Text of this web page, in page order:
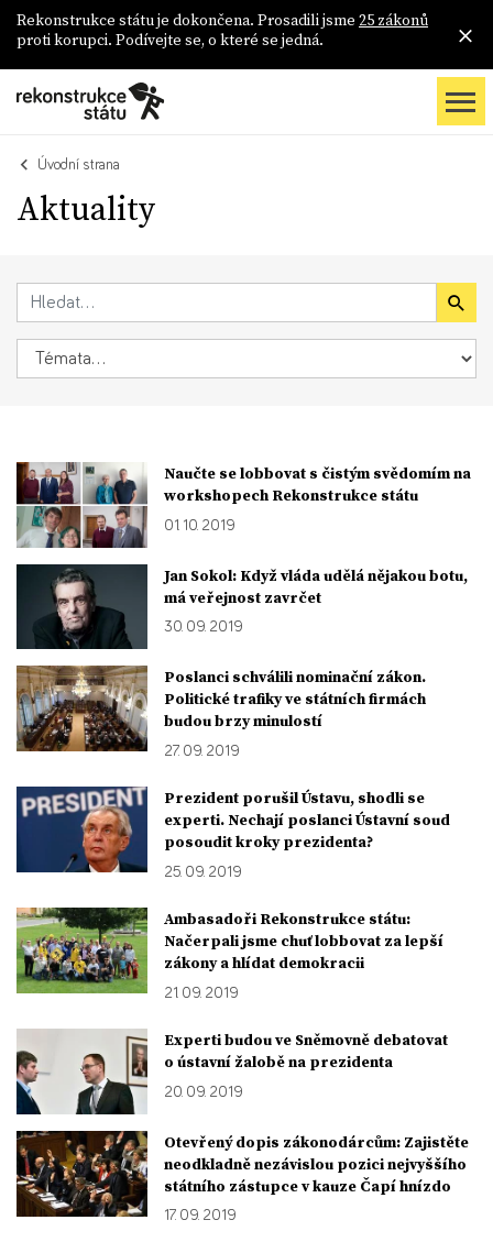
Rekonstrukce státu je dokončena. Prosadili jsme 25 zákonů
proti korupci. Podívejte se, o které se jedná.
Úvodní strana
Aktuality
Naučte se lobbovat s čistým svědomím na
workshopech Rekonstrukce státu
01. 10. 2019
Jan Sokol: Když vláda udělá nějakou botu,
má veřejnost zavrčet
30. 09. 2019
Poslanci schválili nominační zákon.
Politické trafiky ve státních firmách
budou brzy minulostí
27. 09. 2019
Prezident porušil Ústavu, shodli se
experti. Nechají poslanci Ústavní soud
posoudit kroky prezidenta?
25. 09. 2019
Ambasadoři Rekonstrukce státu:
Načerpali jsme chuť lobbovat za lepší
zákony a hlídat demokracii
21. 09. 2019
Experti budou ve Sněmovně debatovat
o ústavní žalobě na prezidenta
20. 09. 2019
Otevřený dopis zákonodárcům: Zajistěte
neodkladně nezávislou pozici nejvyššího
státního zástupce v kauze Čapí hnízdo
17. 09. 2019